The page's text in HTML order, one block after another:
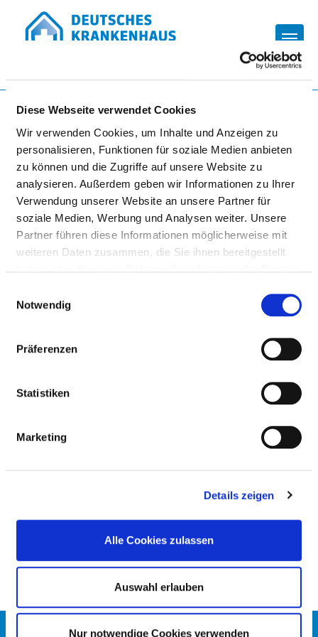
Diese Webseite verwendet Cookies
Wir verwenden Cookies, um Inhalte und Anzeigen zu
personalisieren, Funktionen für soziale Medien anbieten
zu können und die Zugriffe auf unsere Website zu
analysieren. Außerdem geben wir Informationen zu Ihrer
Verwendung unserer Website an unsere Partner für
soziale Medien, Werbung und Analysen weiter. Unsere
Partner führen diese Informationen möglicherweise mit
weiteren Daten zusammen, die Sie ihnen bereitgestellt
Notwendig
Präferenzen
Statistiken
Marketing
Details zeigen
Alle Cookies zulassen
Auswahl erlauben
Nur notwendige Cookies verwenden
KRANKENHAUS SPREMBERG
TAGESKLINIK FORST
BARRIEREFREIHEIT